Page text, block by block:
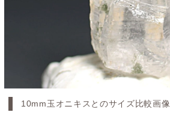
10mm玉オニキスとのサイズ比較画像